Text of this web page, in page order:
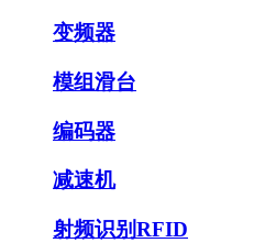
变频器
模组滑台
编码器
减速机
射频识别RFID